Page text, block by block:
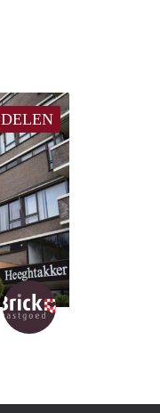
DELEN
Brick